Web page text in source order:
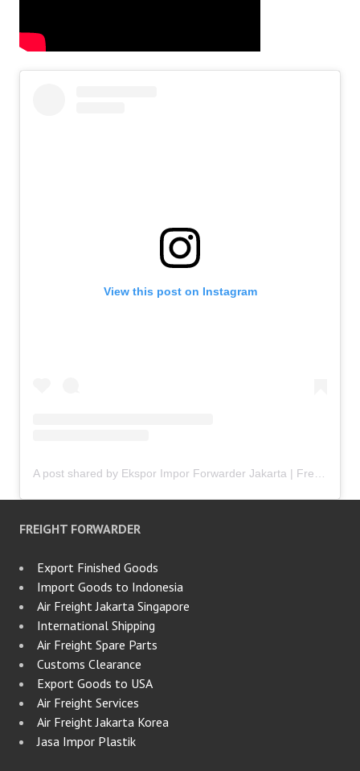
View this post on Instagram
FREIGHT FORWARDER
Export Finished Goods
Import Goods to Indonesia
Air Freight Jakarta Singapore
International Shipping
Air Freight Spare Parts
Customs Clearance
Export Goods to USA
Air Freight Services
Air Freight Jakarta Korea
Jasa Impor Plastik